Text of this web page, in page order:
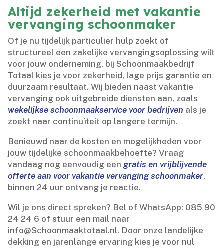
Altijd zekerheid met vakantie
vervanging schoonmaker
Of je nu tijdelijk particulier hulp zoekt of
structureel een zakelijke vervangingsoplossing wilt
voor jouw onderneming, bij Schoonmaakbedrijf
Totaal kies je voor zekerheid, lage prijs garantie en
duurzaam resultaat.​ Wij bieden naast vakantie
vervanging ook uitgebreide diensten aan, zoals
wekelijkse schoonmaakservice voor bedrijven als je
zoekt naar continuïteit op langere termijn.​
Benieuwd naar de kosten en mogelijkheden voor
jouw tijdelijke schoonmaakbehoefte? Vraag
vandaag nog eenvoudig eengratis en vrijblijvende
offerte aan voor vakantie vervanging schoonmaker,
binnen 24 uur ontvang je reactie.​
Wil je ons direct spreken? Bel of WhatsApp: 085 90
24 24 6 of stuur een mail naar
info@Schoonmaaktotaal.​nl.​ Door onze landelijke
dekking en jarenlange ervaring kies je voor nul